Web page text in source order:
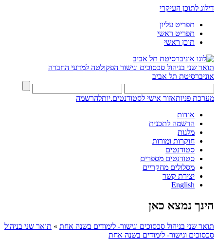
דילוג לתוכן העיקרי
תפריט עליון
תפריט ראשי
תוכן ראשי
תואר שני בניהול סכסוכים וגישור הפקולטה למדעי החברה
אוניברסיטת תל אביב
מערכת פניותאזור אישי לסטודנטים.יותלהרשמה
אודות
הרשמה לתכנית
מלגות
חוקרות ומורות
סטודנטים
סטודנטים מספרים
מסלולים מחקריים
יצירת קשר
English
הינך נמצא כאן
תואר שני בניהול סכסוכים וגישור- לימודים בשנה אחת » תואר שני בניהול
סכסוכים וגישור- לימודים בשנה אחת